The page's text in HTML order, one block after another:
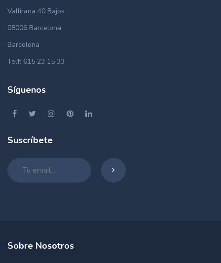
Vallirana 40 Bajos
08006 Barcelona
Barcelona
Telf: 615 23 15 33
Síguenos
Suscríbete
Sobre Nosotros